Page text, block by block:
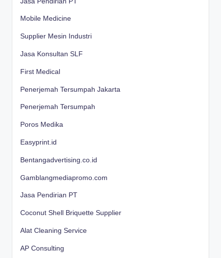
Mobile Medicine
Supplier Mesin Industri
Jasa Konsultan SLF
First Medical
Penerjemah Tersumpah Jakarta
Penerjemah Tersumpah
Poros Medika
Easyprint.id
Bentangadvertising.co.id
Gamblangmediapromo.com
Jasa Pendirian PT
Coconut Shell Briquette Supplier
Alat Cleaning Service
AP Consulting